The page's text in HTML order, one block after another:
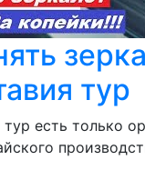
тур
есть только